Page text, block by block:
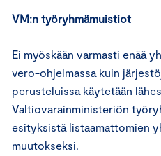
VM:n työryhmämuistiot
Ei myöskään varmasti enää
vero-ohjelmassa kuin
perusteluissa käytetään
Valtiovarainministeriön
esityksistä listaamattomien
muutokseksi.